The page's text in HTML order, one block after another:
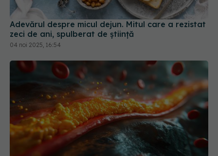
Adevărul despre micul dejun. Mitul care a rezistat
zeci de ani, spulberat de știință
04 noi 2025, 16:54